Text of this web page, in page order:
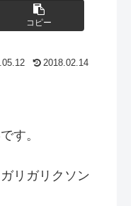
コピー
2018.02.14
す。
リガリクソン